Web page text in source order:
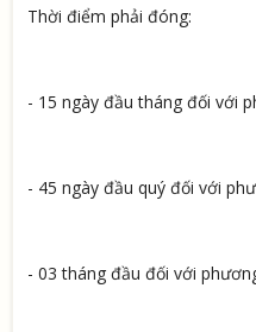
Thời điểm phải đóng:
- 15 ngày đầu tháng đối với
- 45 ngày đầu quý đối với
- 03 tháng đầu đối với